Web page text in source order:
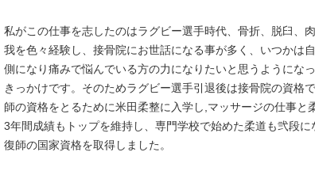
私がこの仕事を志したのはラグビー選手時代、骨折、脱臼、
我を色々経験し、接骨院にお世話になる事が多く、いつかは
側になり痛みで悩んでいる方の力になりたいと思うようにな
きっかけです。そのためラグビー選手引退後は接骨院の資格
師の資格をとるために米田柔整に入学し,マッサージの仕事と
3年間成績もトップを維持し、専門学校で始めた柔道も弐段に
復師の国家資格を取得しました。